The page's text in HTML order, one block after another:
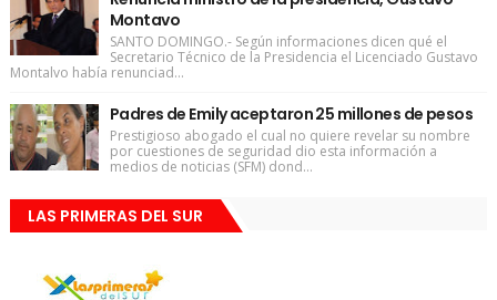
Montavo
SANTO DOMINGO.- Según informaciones dicen qué el
Secretario Técnico de la Presidencia el Licenciado Gustavo
Montalvo había renunciad...
Padres de Emily aceptaron 25 millones de pesos
Prestigioso abogado el cual no quiere revelar su nombre
por cuestiones de seguridad dio esta información a
medios de noticias (SFM) dond...
LAS PRIMERAS DEL SUR